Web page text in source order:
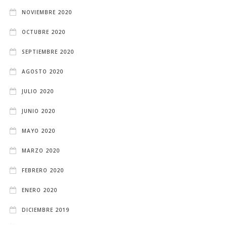
NOVIEMBRE 2020
OCTUBRE 2020
SEPTIEMBRE 2020
AGOSTO 2020
JULIO 2020
JUNIO 2020
MAYO 2020
MARZO 2020
FEBRERO 2020
ENERO 2020
DICIEMBRE 2019